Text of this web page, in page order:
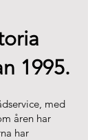
1995.
med
åren har
har